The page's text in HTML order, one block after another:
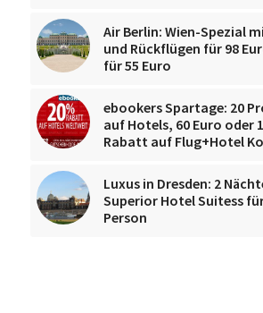
Air Berlin: Wien-Spezial
und Rückflügen für 98
für 55 Euro
ebookers Spartage: 20
auf Hotels, 60 Euro oder
Rabatt auf Flug+Hotel
Luxus in Dresden: 2
Superior Hotel Suitess
Person